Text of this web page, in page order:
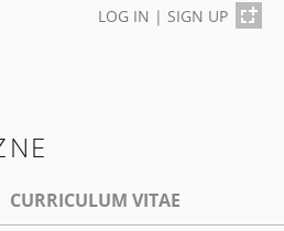
LOG IN | SIGN UP
CURRICULUM VITAE